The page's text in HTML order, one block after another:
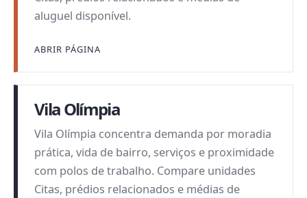
aluguel disponível.
ABRIR PÁGINA
Vila Olímpia
Vila Olímpia concentra demanda por moradia
prática, vida de bairro, serviços e proximidade
com polos de trabalho. Compare unidades
Citas, prédios relacionados e médias de